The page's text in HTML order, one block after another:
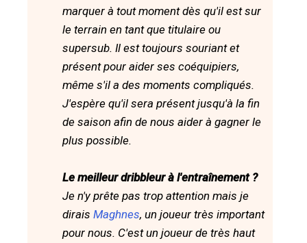
marquer à tout moment dès qu'il est sur
le terrain en tant que titulaire ou
supersub. Il est toujours souriant et
présent pour aider ses coéquipiers,
même s'il a des moments compliqués.
J'espère qu'il sera présent jusqu'à la fin
de saison afin de nous aider à gagner le
plus possible.
Le meilleur dribbleur à l'entraînement ?
Je n'y prête pas trop attention mais je
dirais Maghnes, un joueur très important
pour nous. C'est un joueur de très haut